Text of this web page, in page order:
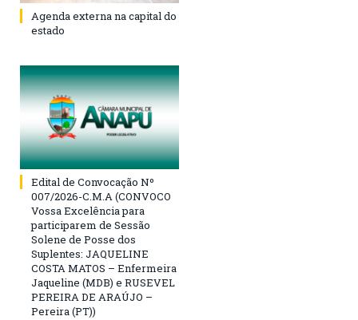
Agenda externa na capital do
estado
Edital de Convocação Nº
007/2026-C.M.A (CONVOCO
Vossa Excelência para
participarem de Sessão
Solene de Posse dos
Suplentes: JAQUELINE
COSTA MATOS – Enfermeira
Jaqueline (MDB) e RUSEVEL
PEREIRA DE ARAÚJO –
Pereira (PT))